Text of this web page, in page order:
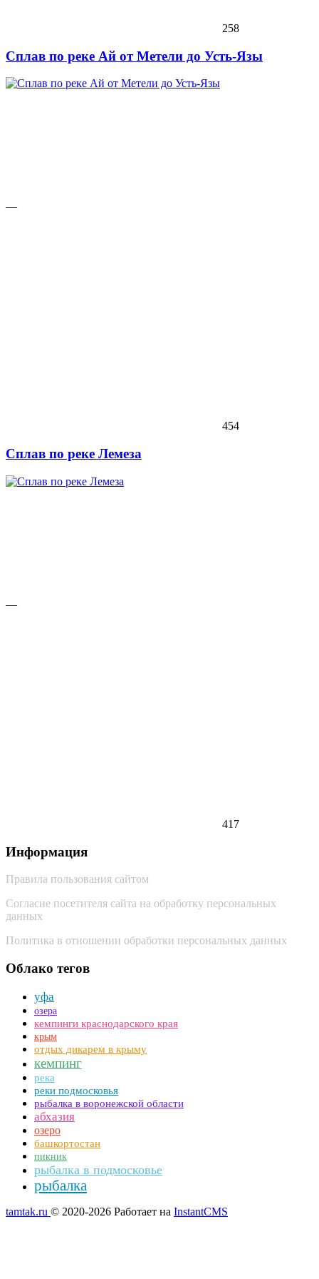
258
Сплав по реке Ай от Метели до Усть-Язы
—
454
Сплав по реке Лемеза
—
417
Информация
Правила пользования сайтом
Согласие посетителя сайта на обработку персональных
данных
Политика в отношении обработки персональных данных
Облако тегов
уфа
озера
кемпинги краснодарского края
крым
отдых дикарем в крыму
кемпинг
река
реки подмосковья
рыбалка в воронежской области
абхазия
озеро
башкортостан
пикник
рыбалка в подмосковье
рыбалка
tamtak.ru © 2020-2026 Работает на InstantCMS